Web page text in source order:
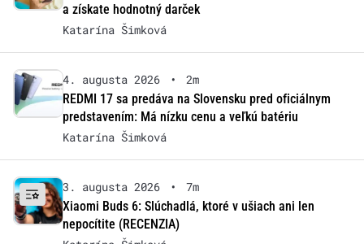
a získate hodnotný darček
Katarína Šimková
4. augusta 2026 •
2m
REDMI 17 sa predáva na Slovensku pred oficiálnym
predstavením: Má nízku cenu a veľkú batériu
Katarína Šimková
3. augusta 2026 •
7m
Xiaomi Buds 6: Slúchadlá, ktoré v ušiach ani len
nepocítite (RECENZIA)